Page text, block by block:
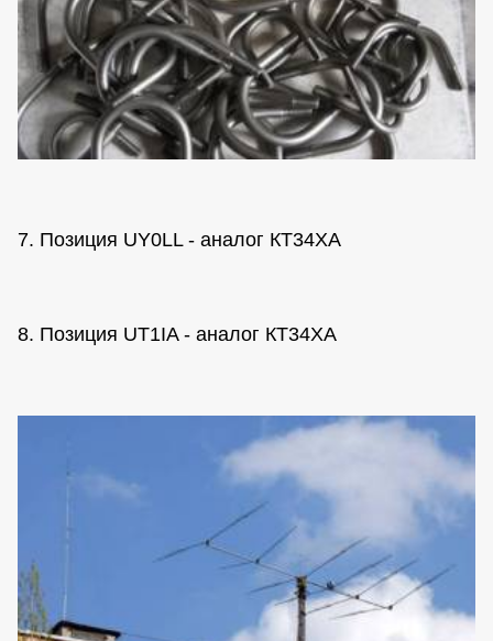
7. Позиция UY0LL - аналог КТ34ХА
8. Позиция UT1IA - аналог КТ34ХА